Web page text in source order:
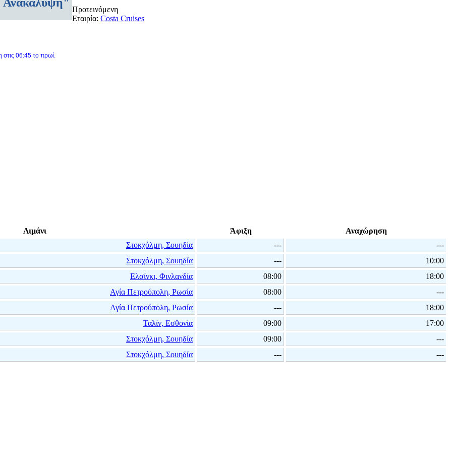
Προτεινόμενη
Εταιρία: Costa Cruises
στις 06:45 το πρωί.
Λιμάνι Άφιξη
Αναχώρηση
Στοκχόλμη, Σουηδία ---
---
Στοκχόλμη, Σουηδία ---
10:00
Ελσίνκι, Φινλανδία 08:00
18:00
Αγία Πετρούπολη, Ρωσία 08:00
---
Αγία Πετρούπολη, Ρωσία ---
18:00
Ταλίν, Εσθονία 09:00
17:00
Στοκχόλμη, Σουηδία 09:00
---
Στοκχόλμη, Σουηδία --- ---